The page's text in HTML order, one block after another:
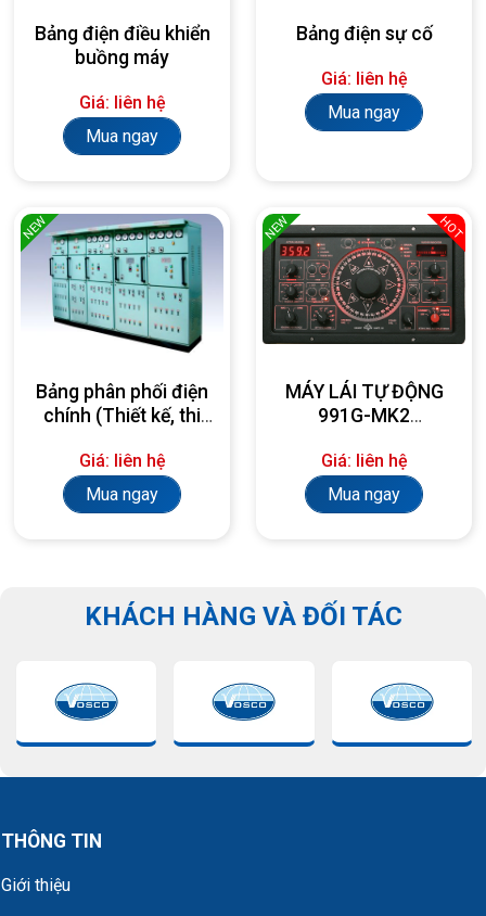
Bảng điện điều khiển
buồng máy
Giá: liên hệ
Mua ngay
Bảng điện sự cố
Giá: liên hệ
Mua ngay
NEW
Bảng phân phối điện
chính (Thiết kế, thi
yêu cầu)
Giá: liên hệ
Mua ngay
NEW HOT
MÁY LÁI TỰ ĐỘNG
991G-MK2
Giá: liên hệ
Mua ngay
KHÁCH HÀNG VÀ ĐỐI TÁC
THÔNG TIN
Giới thiệu